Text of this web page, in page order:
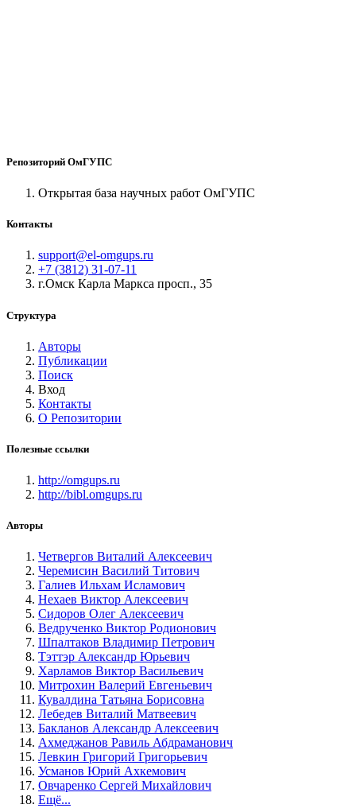
Репозиторий ОмГУПС
Открытая база научных работ ОмГУПС
Контакты
support@el-omgups.ru
+7 (3812) 31-07-11
г.Омск Карла Маркса просп., 35
Структура
Авторы
Публикации
Поиск
Вход
Контакты
О Репозитории
Полезные ссылки
http://omgups.ru
http://bibl.omgups.ru
Авторы
Четвергов Виталий Алексеевич
Черемисин Василий Титович
Галиев Ильхам Исламович
Нехаев Виктор Алексеевич
Сидоров Олег Алексеевич
Ведрученко Виктор Родионович
Шпалтаков Владимир Петрович
Тэттэр Александр Юрьевич
Харламов Виктор Васильевич
Митрохин Валерий Евгеньевич
Кувалдина Татьяна Борисовна
Лебедев Виталий Матвеевич
Бакланов Александр Алексеевич
Ахмеджанов Равиль Абдраманович
Левкин Григорий Григорьевич
Усманов Юрий Ахкемович
Овчаренко Сергей Михайлович
Ещё...